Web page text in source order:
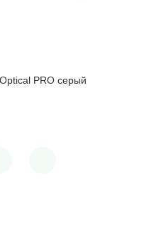
PRO серый